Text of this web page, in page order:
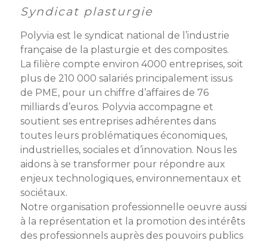
afterworks
Visites
d’entreprise
Ateliers
AEPV
Club
de
managers
intermédiaires
AEPV
au
féminin
membre
Liste
des
membres
Actualité
des
membres
Kit
l’adhérent
Industrie
Partenaires
institutionnels
Dispositifs
partenaires
Offres
privilèges
Proposer
une
offre
privilège
ACTUALITÉS
DE
L’AEPV
CONTACT
Syndicat plasturgie
Polyvia est le syndicat national de l’industrie
française de la plasturgie et des composites.
La filière compte environ 4000 entreprises, soit
plus de 210 000 salariés principalement issus
de PME, pour un chiffre d’affaires de 76
milliards d’euros. Polyvia accompagne et
soutient ses entreprises adhérentes dans
toutes leurs problématiques économiques,
industrielles, sociales et d’innovation. Nous les
aidons à se transformer pour répondre aux
enjeux technologiques, environnementaux et
sociétaux.
Notre organisation professionnelle oeuvre aussi
à la représentation et la promotion des intérêts
des professionnels auprès des pouvoirs publics